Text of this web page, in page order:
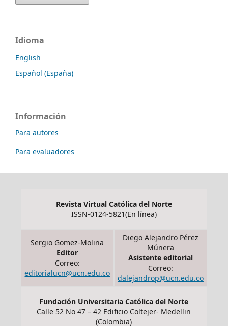
Idioma
English
Español (España)
Información
Para autores
Para evaluadores
Revista Virtual Católica del Norte
ISSN-0124-5821(En línea)
Sergio Gomez-Molina
Editor
Correo:
editorialucn@ucn.edu.co
Diego Alejandro Pérez
Múnera
Asistente editorial
Correo:
dalejandrop@ucn.edu.co
Fundación Universitaria Católica del Norte
Calle 52 No 47 – 42 Edificio Coltejer- Medellin
(Colombia)